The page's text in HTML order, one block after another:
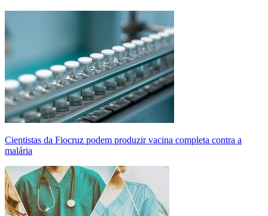
Cientistas da Fiocruz podem produzir vacina completa contra a
malária